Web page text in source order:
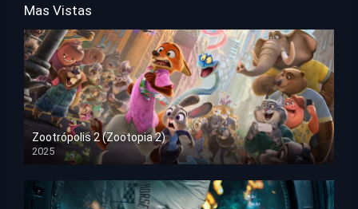
Mas Vistas
Zootrópolis 2 (Zootopia 2)
2025
HD 1080p